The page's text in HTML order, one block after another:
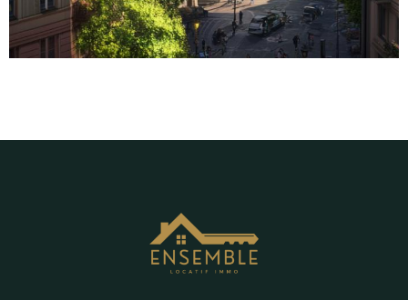
vous aident a trouver un appartement
romande Le marché immobilier en Suisse
romande, particulièrement à Genève, est